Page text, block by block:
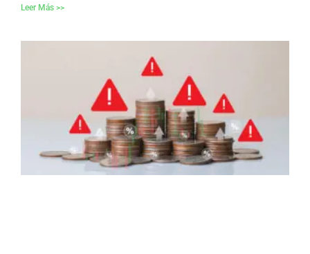
Leer Más >>